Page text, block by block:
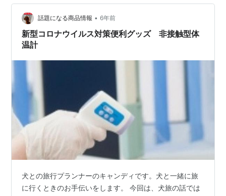
話題になる商品情報 • 6年前
新型コロナウイルス対策便利グッズ 非接触型体
温計
犬との旅行プランナーのキャンディです。犬と一緒に旅
に行くときのお手伝いをします。 今回は、犬旅の話では